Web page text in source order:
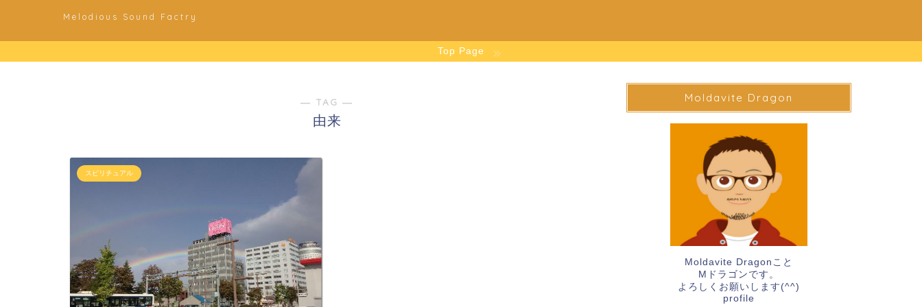
Melodious Sound Factry
Top Page
― TAG ―
由来
スピリチュアル
Moldavite Dragon
Moldavite Dragonこと
Mドラゴンです。
よろしくお願いします(^^)
profile